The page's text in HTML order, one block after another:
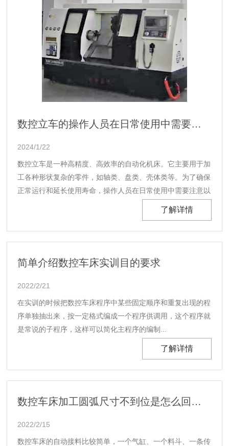
数控立车的操作人员在日常使用中需要注意以下几点
2024/1/22
数控立车是一种高精度、高效率的自动化机床。它主要用于加
工各种形状复杂的零件，如轴类、盘类、壳体类等。为了确保
正常运行和延长使用寿命，操作人员在日常使用中需要注意以
了解详情
简单介绍数控车床实训目的要求
2022/2/21
在实训的时候把数控车床程序中某些固定顺序和重复出现的程
序单独抽出来，按一定格式编成一个程序供调用，这个程序就
是常说的子程序，这样可以简化主程序的编制...
了解详情
数控车床加工圆弧尺寸不到位是怎么回事？
2022/2/15
数控车床的自动接料比较简单，一个气缸、一个料斗、一条传